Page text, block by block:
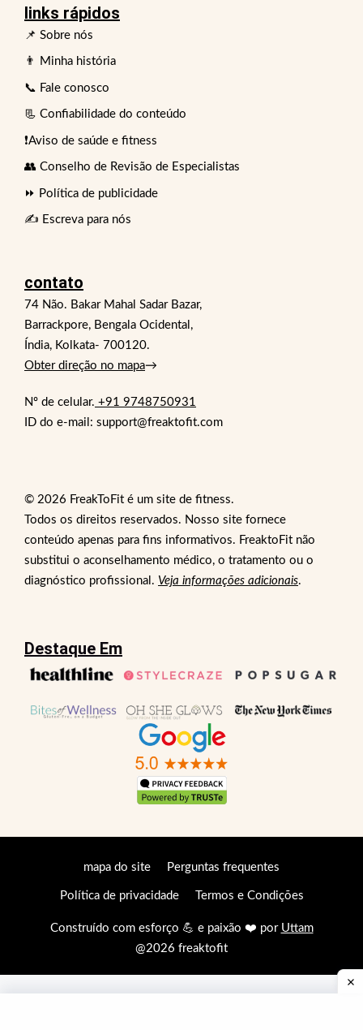
links rápidos
📌 Sobre nós
👨 Minha história
📞 Fale conosco
📃 Confiabilidade do conteúdo
❗Aviso de saúde e fitness
👥 Conselho de Revisão de Especialistas
⏩ Política de publicidade
✍️ Escreva para nós
contato
74 Não. Bakar Mahal Sadar Bazar,
Barrackpore, Bengala Ocidental,
Índia, Kolkata- 700120.
Obter direção no mapa→
Nº de celular. +91 9748750931
ID do e-mail: support@freaktofit.com
© 2026 FreakToFit é um site de fitness.
Todos os direitos reservados. Nosso site fornece
conteúdo apenas para fins informativos. FreaktoFit não
substitui o aconselhamento médico, o tratamento ou o
diagnóstico profissional. Veja informações adicionais.
Destaque Em
mapa do site Perguntas frequentes
Política de privacidade Termos e Condições
Construído com esforço 💪 e paixão ❤️ por Uttam
@2026 freaktofit